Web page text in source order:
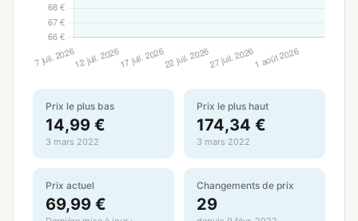
Prix le plus bas
14,99 €
3 mars 2022
Prix le plus haut
174,34 €
3 mars 2022
Prix actuel
69,99 €
Changements de prix
29